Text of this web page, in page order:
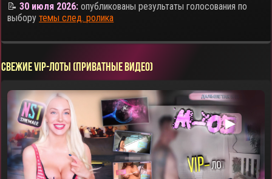
📝30 июля 2026: опубликованы результаты голосования по
выборутемы след. ролика
СВЕЖИЕ VIP-ЛОТЫ (ПРИВАТНЫЕ ВИДЕО)
▶